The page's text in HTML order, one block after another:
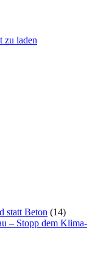
zu laden
statt Beton (14)
– Stopp dem Klima-